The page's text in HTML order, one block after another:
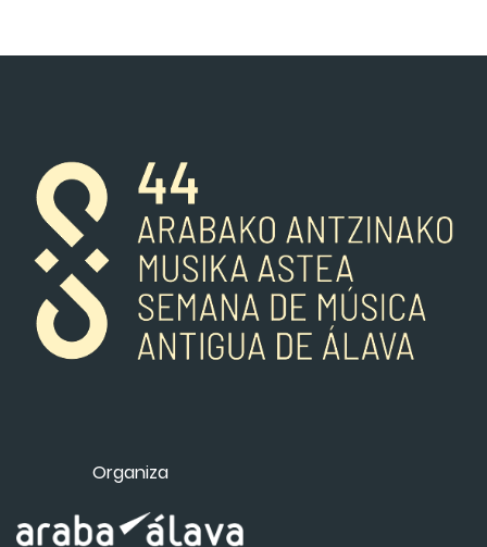
Organiza